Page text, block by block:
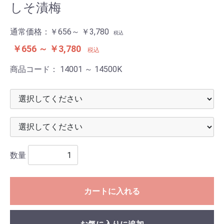
しそ漬梅
通常価格： ￥656～ ￥3,780 税込
￥656 ～ ￥3,780 税込
商品コード： 14001 ～ 14500K
数量
カートに入れる